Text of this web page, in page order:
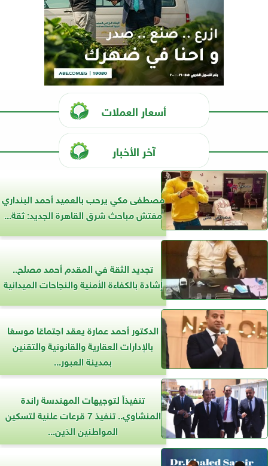
أسعار العملات
آخر الأخبار
مصطفى مكي يرحب بالعميد أحمد البنداري
مفتش مباحث شرق القاهرة الجديد: ثقة...
تجديد الثقة في المقدم أحمد مصلح..
إشادة بالكفاءة الأمنية والنجاحات الميدانية
الدكتور أحمد عمارة يعقد اجتماعًا موسعًا
بالإدارات العقارية والقانونية والتقنين
بمدينة العبور...
تنفيذاً لتوجيهات المهندسة راندة
المنشاوي.. تنفيذ 7 قرعات علنية لتسكين
المواطنين الذين...